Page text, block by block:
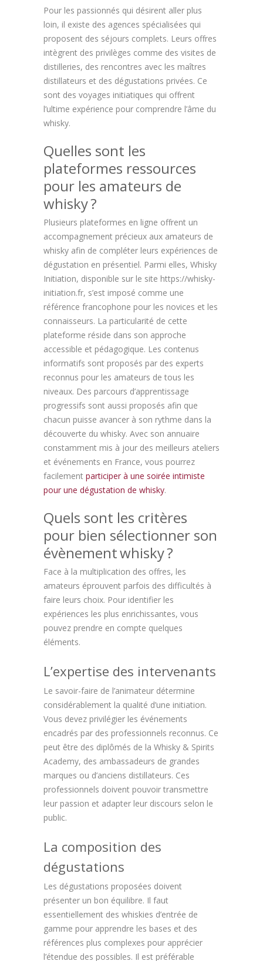
Pour les passionnés qui désirent aller plus
loin, il existe des agences spécialisées qui
proposent des séjours complets. Leurs offres
intègrent des privilèges comme des visites de
distilleries, des rencontres avec les maîtres
distillateurs et des dégustations privées. Ce
sont des voyages initiatiques qui offrent
l’ultime expérience pour comprendre l’âme du
whisky.
Quelles sont les
plateformes ressources
pour les amateurs de
whisky ?
Plusieurs plateformes en ligne offrent un
accompagnement précieux aux amateurs de
whisky afin de compléter leurs expériences de
dégustation en présentiel. Parmi elles, Whisky
Initiation, disponible sur le site https://whisky-
initiation.fr, s’est imposé comme une
référence francophone pour les novices et les
connaisseurs. La particularité de cette
plateforme réside dans son approche
accessible et pédagogique. Les contenus
informatifs sont proposés par des experts
reconnus pour les amateurs de tous les
niveaux. Des parcours d’apprentissage
progressifs sont aussi proposés afin que
chacun puisse avancer à son rythme dans la
découverte du whisky. Avec son annuaire
constamment mis à jour des meilleurs ateliers
et événements en France, vous pourrez
facilement participer à une soirée intimiste
pour une dégustation de whisky.
Quels sont les critères
pour bien sélectionner son
évènement whisky ?
Face à la multiplication des offres, les
amateurs éprouvent parfois des difficultés à
faire leurs choix. Pour identifier les
expériences les plus enrichissantes, vous
pouvez prendre en compte quelques
éléments.
L’expertise des intervenants
Le savoir-faire de l’animateur détermine
considérablement la qualité d’une initiation.
Vous devez privilégier les événements
encadrés par des professionnels reconnus. Ce
peut être des diplômés de la Whisky & Spirits
Academy, des ambassadeurs de grandes
marques ou d’anciens distillateurs. Ces
professionnels doivent pouvoir transmettre
leur passion et adapter leur discours selon le
public.
La composition des
dégustations
Les dégustations proposées doivent
présenter un bon équilibre. Il faut
essentiellement des whiskies d’entrée de
gamme pour apprendre les bases et des
références plus complexes pour apprécier
l’étendue des possibles. Il est préférable